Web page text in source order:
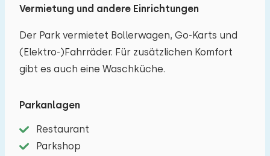
Vermietung und andere Einrichtungen
Der Park vermietet Bollerwagen, Go-Karts und
(Elektro-)Fahrräder. Für zusätzlichen Komfort
gibt es auch eine Waschküche.
Parkanlagen
Restaurant
Parkshop